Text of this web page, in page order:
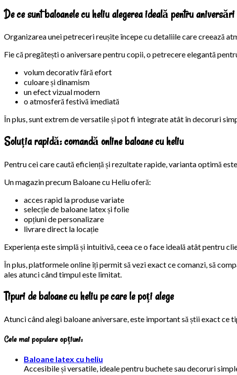
De ce sunt baloanele cu heliu alegerea ideală pentru aniversări
Organizarea unei petreceri reușite începe cu detaliile care creează
Fie că pregătești o aniversare pentru copii, o petrecere elegantă
volum decorativ fără efort
culoare și dinamism
un efect vizual modern
o atmosferă festivă imediată
În plus, sunt extrem de versatile și pot fi integrate atât în decoruri
Soluția rapidă: comandă online baloane cu heliu
Pentru cei care caută eficiență și rezultate rapide, varianta optimă
Un magazin precum Baloane cu Heliu oferă:
acces rapid la produse variate
selecție de baloane latex și folie
opțiuni de personalizare
livrare direct la locație
Experiența este simplă și intuitivă, ceea ce o face ideală atât pentru
În plus, platformele online îți permit să vezi exact ce comanzi, să
ales atunci când timpul este limitat.
Tipuri de baloane cu heliu pe care le poți alege
Atunci când alegi baloane aniversare, este important să știi exact ce
Cele mai populare opțiuni:
Baloane latex cu heliu
Accesibile și versatile, ideale pentru buchete sau decoruri